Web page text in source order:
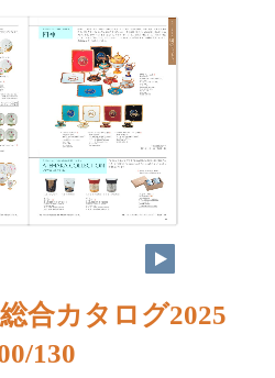
合カタログ2025
130